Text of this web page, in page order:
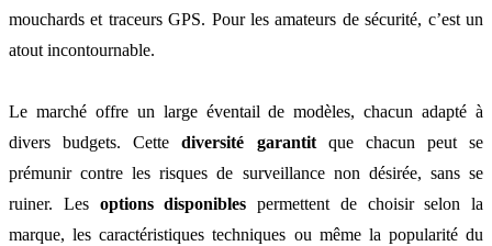
mouchards et traceurs GPS. Pour les amateurs de sécurité, c’est un
atout incontournable.
Le marché offre un large éventail de modèles, chacun adapté à
divers budgets. Cettediversité garantitque chacun peut se
prémunir contre les risques de surveillance non désirée, sans se
ruiner. Les options disponibles permettent de choisir selon la
marque, les caractéristiques techniques ou même la popularité du